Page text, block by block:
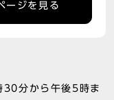
ージを見る
30分から午後5時ま